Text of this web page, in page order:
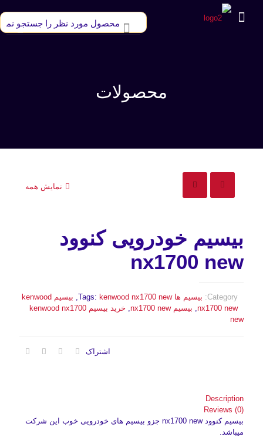
محصولات
نمایش همه
بیسیم خودرویی کنوود
nx1700 new
Category: بیسیم ها Tags: kenwood nx1700 new
,
بیسیم kenwood
nx1700 new
, بیسیم nx1700 new ,
خرید بیسیم kenwood nx1700
new
اشتراک
Description
Reviews (0)
بیسیم کنوود nx1700 new جزو بیسیم های خودرویی خوب این شرکت
میباشد.